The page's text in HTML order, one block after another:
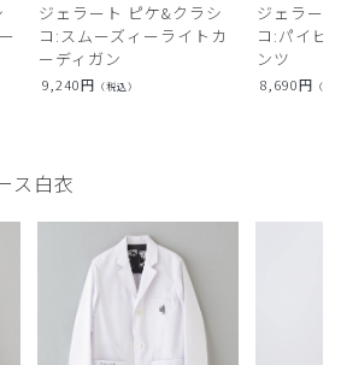
ジェラート ピケ&クラシ
コ:スムーズィーライトカ
ーディガン
9,240円 （税込）
ジェラー
コ:パイピ
ンツ
8,690円 （税
ス白衣